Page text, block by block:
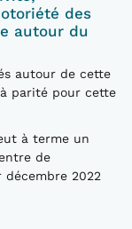
des
autour du
autour de cette
parité pour cette
à terme un
de
décembre 2022